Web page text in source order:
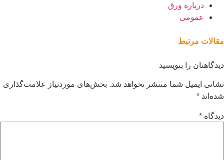
درباره ورق
عمومی
مرتبط
را بنویسید
ایمیل شما منتشر نخواهد شد. بخش‌های موردنیاز علامت‌گذاری
*
*